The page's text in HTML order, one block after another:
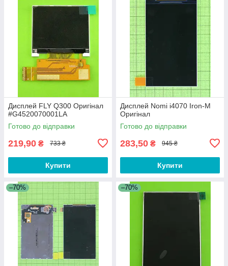
Дисплей FLY Q300 Оригінал
#G4520070001LA
Готово до відправки
219,90 ₴ 733 ₴
Купити
Дисплей Nomi i4070 Iron-M
Оригінал
Готово до відправки
283,50 ₴ 945 ₴
Купити
–70% –70%